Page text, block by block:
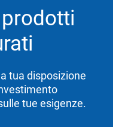
tua disposizione
tue esigenze.